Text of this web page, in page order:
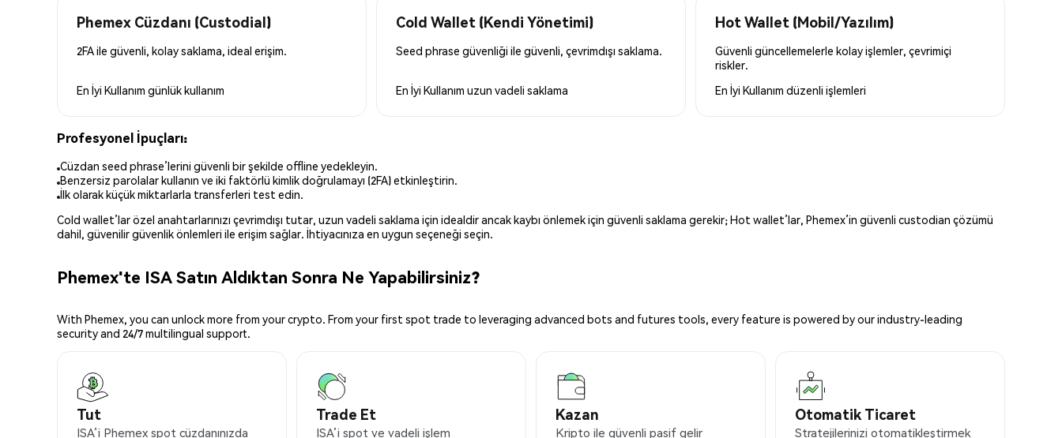
Phemex Cüzdanı (Custodial)
2FA ile güvenli, kolay saklama, ideal erişim.
En İyi Kullanım günlük kullanım
Cold Wallet (Kendi Yönetimi)
Seed phrase güvenliği ile güvenli, çevrimdışı saklama.
En İyi Kullanım uzun vadeli saklama
Hot Wallet (Mobil/Yazılım)
Güvenli güncellemelerle kolay işlemler, çevrimiçi
riskler.
En İyi Kullanım düzenli işlemleri
Profesyonel İpuçları:
Cüzdan seed phrase’lerini güvenli bir şekilde offline yedekleyin.
Benzersiz parolalar kullanın ve iki faktörlü kimlik doğrulamayı (2FA) etkinleştirin.
İlk olarak küçük miktarlarla transferleri test edin.
Cold wallet’lar özel anahtarlarınızı çevrimdışı tutar, uzun vadeli saklama için idealdir ancak kaybı önlemek için güvenli saklama gerekir; Hot wallet’lar, Phemex’in güvenli custodian çözümü
dahil, güvenilir güvenlik önlemleri ile erişim sağlar. İhtiyacınıza en uygun seçeneği seçin.
Phemex'te ISA Satın Aldıktan Sonra Ne Yapabilirsiniz?
With Phemex, you can unlock more from your crypto. From your first spot trade to leveraging advanced bots and futures tools, every feature is powered by our industry-leading
security and 24/7 multilingual support.
Tut
ISA’i Phemex spot cüzdanınızda
Trade Et
ISA’i spot ve vadeli işlem
Kazan
Kripto ile güvenli pasif gelir
Otomatik Ticaret
Stratejilerinizi otomatikleştirmek